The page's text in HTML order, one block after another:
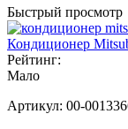
Быстрый просмотр
Кондиционер
Рейтинг:
Мало
Артикул: 00-